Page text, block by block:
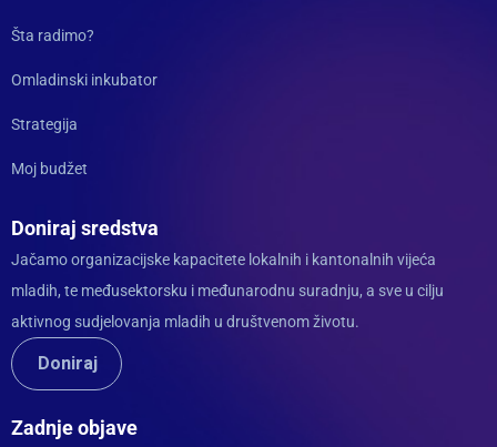
Šta radimo?
Omladinski inkubator
Strategija
Moj budžet
Doniraj sredstva
Jačamo organizacijske kapacitete lokalnih i kantonalnih vijeća
mladih, te međusektorsku i međunarodnu suradnju, a sve u cilju
aktivnog sudjelovanja mladih u društvenom životu.
Doniraj
Zadnje objave